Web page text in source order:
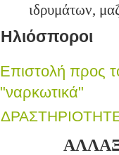
ιδρυμάτων,
Ηλιόσποροι
Επιστολή προς
"ναρκωτικά"